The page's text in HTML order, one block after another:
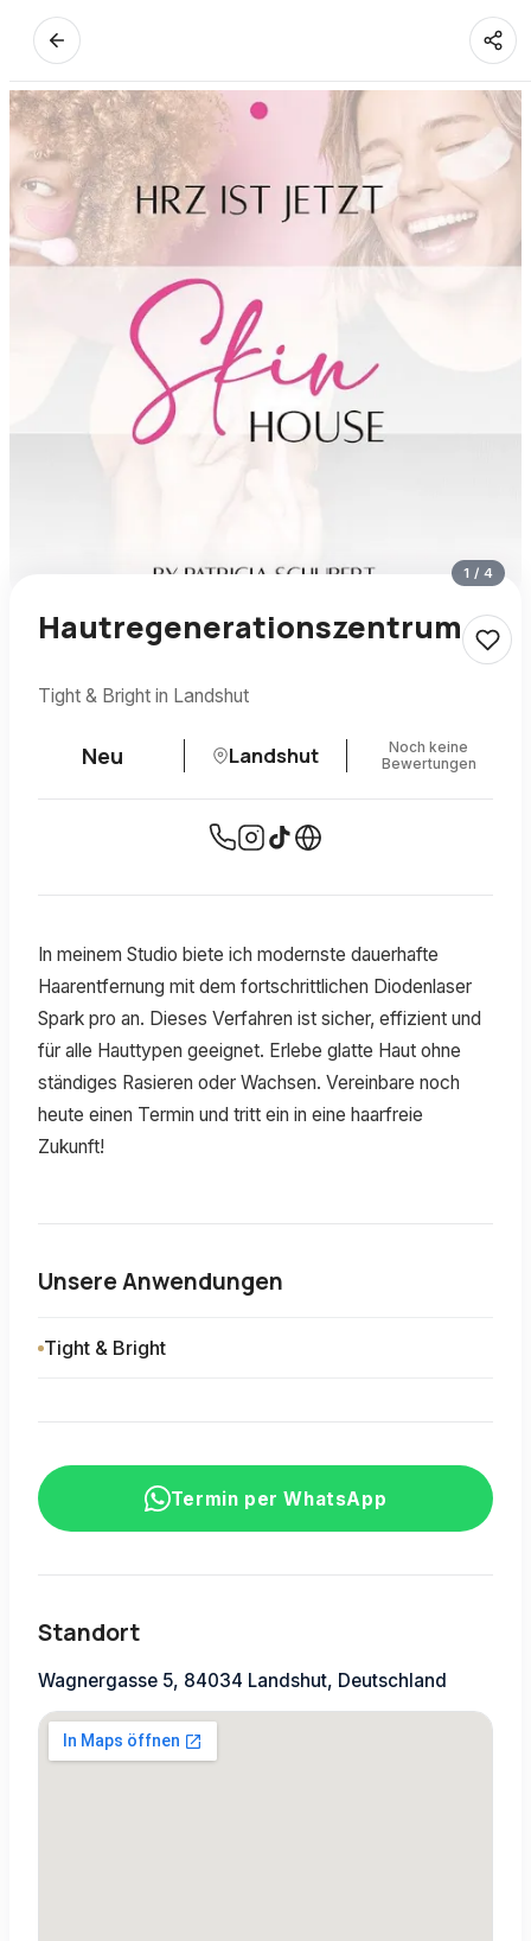
1 / 4
Hautregenerationszentrum
Tight & Bright in Landshut
Neu Landshut
Noch keine
Bewertungen
In meinem Studio biete ich modernste dauerhafte
Haarentfernung mit dem fortschrittlichen Diodenlaser
Spark pro an. Dieses Verfahren ist sicher, effizient und
für alle Hauttypen geeignet. Erlebe glatte Haut ohne
ständiges Rasieren oder Wachsen. Vereinbare noch
heute einen Termin und tritt ein in eine haarfreie
Zukunft!
Unsere Anwendungen
Tight & Bright
Termin per WhatsApp
Standort
Wagnergasse 5, 84034 Landshut, Deutschland